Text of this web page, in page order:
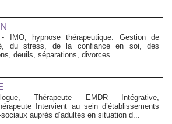
- IMO, hypnose thérapeutique. Gestion de
du stress, de la confiance en soi, des
deuils, séparations, divorces....
Thérapeute EMDR Intégrative,
Intervient au sein d’établissements
auprès d’adultes en situation d...